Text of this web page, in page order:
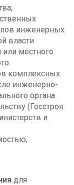
инженерных
власти
местного
комплексных
инженерно-
органа
(Госстроя
и
для